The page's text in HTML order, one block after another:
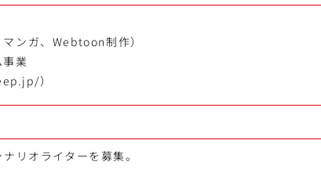
ンガ、Webtoon制作）
業
）
リオライターを募集。